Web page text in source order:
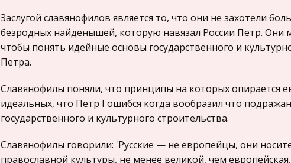
Заслугой славянофилов является то, что они не захотели
безродных найденышей, которую навязал России Петр. Они
чтобы понять идейные основы государственного и
Петра.
Славянофилы поняли, что принципы на которых опирается
идеальных, что Петр I ошибся когда вообразил что
государственного и культурного строительства.
Славянофилы говорили: 'Русские — не европейцы, они
православной культуры, не менее великой, чем